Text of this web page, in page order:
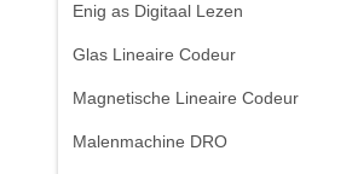
Enig as Digitaal Lezen
Glas Lineaire Codeur
Magnetische Lineaire Codeur
Malenmachine DRO